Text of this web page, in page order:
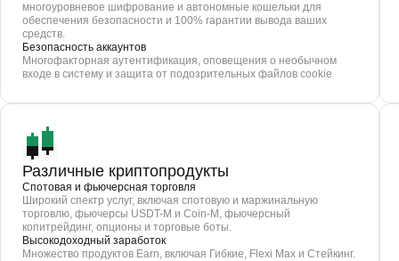
многоуровневое шифрование и автономные кошельки для
обеспечения безопасности и 100% гарантии вывода ваших
средств.
Безопасность аккаунтов
Многофакторная аутентификация, оповещения о необычном
входе в систему и защита от подозрительных файлов cookie
Различные криптопродукты
Спотовая и фьючерсная торговля
Широкий спектр услуг, включая спотовую и маржинальную
торговлю, фьючерсы USDT-M и Coin-M, фьючерсный
копитрейдинг, опционы и торговые боты.
Высокодоходный заработок
Множество продуктов Earn, включая Гибкие, Flexi Max и Стейкинг.